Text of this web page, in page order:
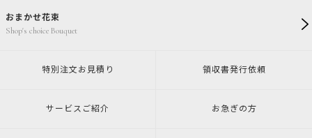
おまかせ花束
Shop's choice Bouquet
特別注文 お見積り 領収書発行依頼
サービスご紹介 お急ぎの方